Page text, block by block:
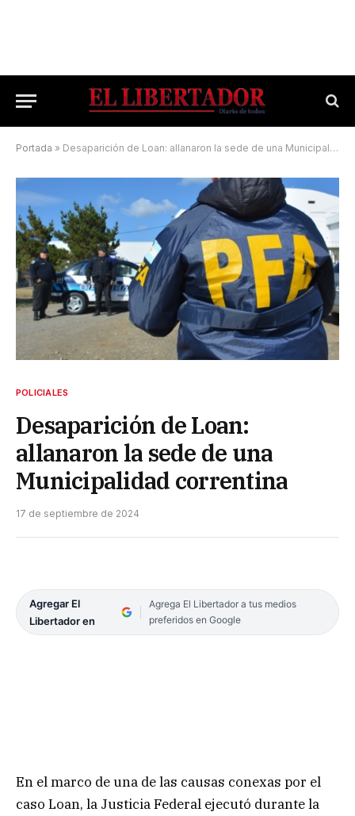
Portada » Desaparición de Loan: allanaron la sede de una Municipalidad correntina
POLICIALES
Desaparición de Loan:
allanaron la sede de una
Municipalidad correntina
17 de septiembre de 2024
Agregar El
Libertador en
Agrega El Libertador a tus medios
preferidos en Google
En el marco de una de las causas conexas por el
caso Loan, la Justicia Federal ejecutó durante la